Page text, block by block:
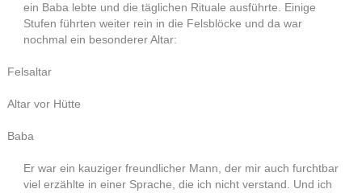
ein Baba lebte und die täglichen Rituale ausführte. Einige
Stufen führten weiter rein in die Felsblöcke und da war
nochmal ein besonderer Altar:
Felsaltar
Altar vor Hütte
Baba
Er war ein kauziger freundlicher Mann, der mir auch furchtbar
viel erzählte in einer Sprache, die ich nicht verstand. Und ich